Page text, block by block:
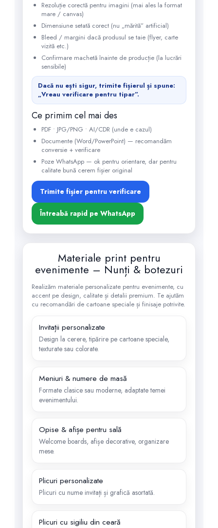
Rezoluție corectă pentru imagini (mai ales la format
mare / canvas)
Dimensiune setată corect (nu „mărită” artificial)
Bleed / margini dacă produsul se taie (flyer, carte
vizită etc.)
Confirmare machetă înainte de producție (la lucrări
sensibile)
Dacă nu ești sigur, trimite fișierul și spune:
„Vreau verificare pentru tipar”.
Ce primim cel mai des
PDF • JPG/PNG • AI/CDR (unde e cazul)
Documente (Word/PowerPoint) — recomandăm
conversie + verificare
Poze WhatsApp — ok pentru orientare, dar pentru
calitate bună cerem fișier original
Trimite fișier pentru verificare
Întreabă rapid pe WhatsApp
Materiale print pentru
evenimente – Nunți & botezuri
Realizăm materiale personalizate pentru evenimente, cu
accent pe design, calitate și detalii premium. Te ajutăm
cu recomandări de cartoane speciale și finisaje potrivite.
Invitații personalizate
Design la cerere, tipărire pe cartoane speciale,
texturate sau colorate.
Meniuri & numere de masă
Formate clasice sau moderne, adaptate temei
evenimentului.
Opise & afișe pentru sală
Welcome boards, afișe decorative, organizare
mese.
Plicuri personalizate
Plicuri cu nume invitați și grafică asortată.
Plicuri cu sigiliu din ceară